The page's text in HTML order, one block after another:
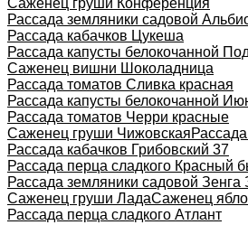
Саженец груши Конференция
Рассада земляники садовой
Рассада кабачков Цукеша
Рассада капусты белокочанной
Саженец вишни Шоколадница
Рассада томатов Сливка красная
Рассада капусты белокочанной
Рассада томатов Черри красные
Саженец груши Чижовская
Рассада кабачков Грибовский 37
Рассада перца сладкого Красный
Рассада земляники садовой Зенга
Саженец груши ЛадаСаженец
Рассада перца сладкого Атлант